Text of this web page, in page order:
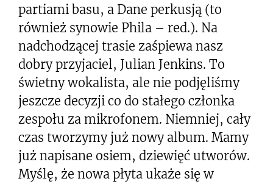
partiami basu, a Dane perkusją (to
również synowie Phila – red.). Na
nadchodzącej trasie zaśpiewa nasz
dobry przyjaciel, Julian Jenkins. To
świetny wokalista, ale nie podjęliśmy
jeszcze decyzji co do stałego członka
zespołu za mikrofonem. Niemniej, cały
czas tworzymy już nowy album. Mamy
już napisane osiem, dziewięć utworów.
Myślę, że nowa płyta ukaże się w